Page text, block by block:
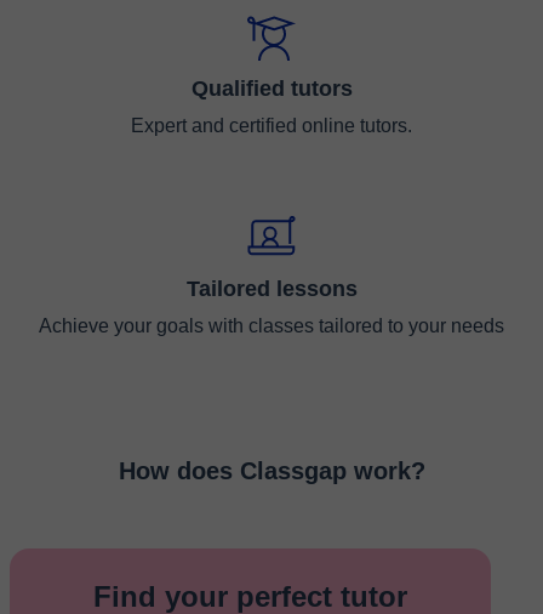
Qualified tutors
Expert and certified online tutors.
Tailored lessons
Achieve your goals with classes tailored to your needs
How does Classgap work?
Find your perfect tutor